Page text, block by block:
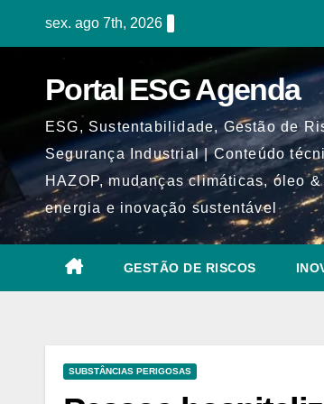
sex. ago 7th, 2026
Portal ESG Agenda
ESG, Sustentabilidade, Gestão de
Segurança Industrial | Conteúdo
HAZOP, mudanças climáticas, óleo &
energia e inovação sustentável
GESTÃO DE RISCOS
SUBSTÂNCIAS PERIGOSAS